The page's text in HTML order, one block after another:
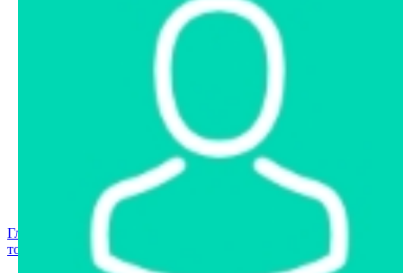
Интернет-магазин
Интернет-витрина
Арестованное имущество
Реестр несостоявшихся торгов
Реестр переоценок
Государственное имущество
Главная страница
торгов
Транспорт